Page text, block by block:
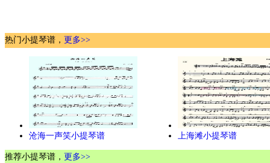
热门小提琴谱， 更多>>
沧海一声笑小提琴谱 上海滩小提琴谱
推荐小提琴谱， 更多>>